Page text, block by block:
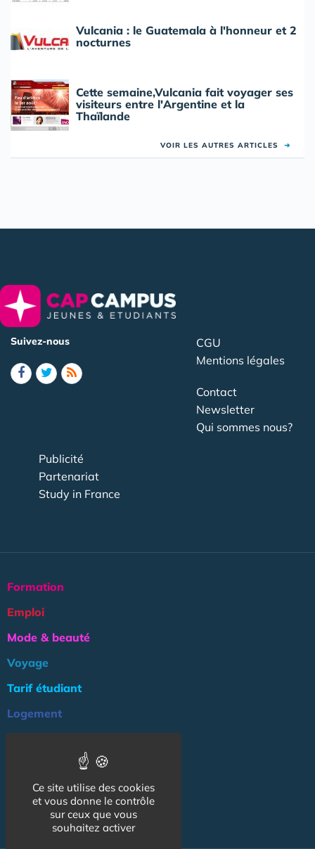
Vulcania : le Guatemala à l'honneur et 2
nocturnes
Cette semaine,Vulcania fait voyager ses
visiteurs entre l'Argentine et la
Thaïlande
VOIR LES AUTRES ARTICLES ➜
Suivez-nous
CGU
Mentions légales
Contact
Newsletter
Qui sommes nous?
Publicité
Partenariat
Study in France
Formation
Emploi
Mode & beauté
Voyage
Tarif étudiant
Logement
Association
NOS AUTRES SITES :
Ce site utilise des cookies
et vous donne le contrôle
sur ceux que vous
souhaitez activer